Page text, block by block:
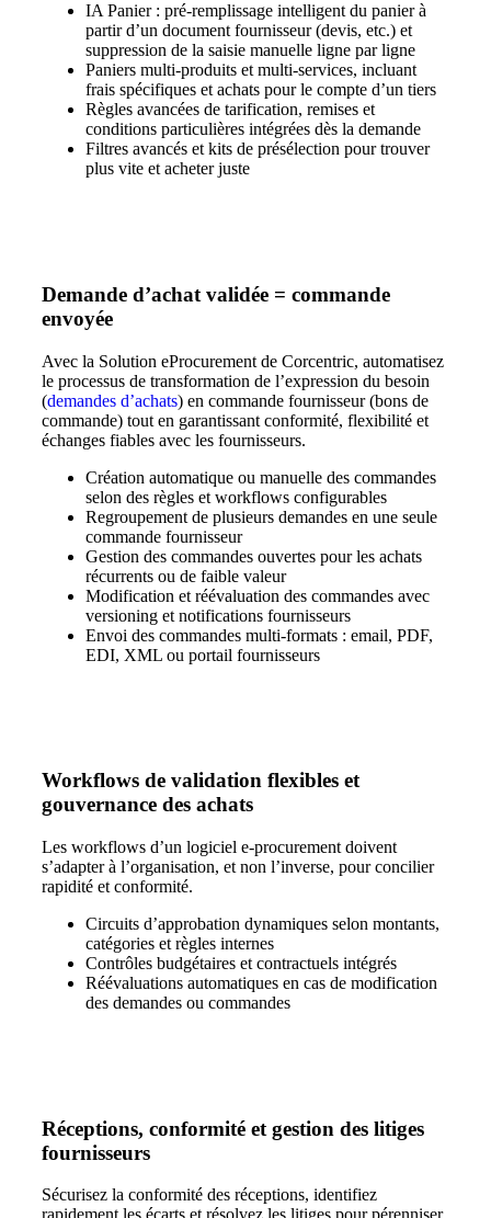
IA Panier : pré‑remplissage intelligent du panier à
partir d’un document fournisseur (devis, etc.) et
suppression de la saisie manuelle ligne par ligne
Paniers multi‑produits et multi‑services, incluant
frais spécifiques et achats pour le compte d’un tiers
Règles avancées de tarification, remises et
conditions particulières intégrées dès la demande
Filtres avancés et kits de présélection pour trouver
plus vite et acheter juste
Demande d’achat validée = commande
envoyée
Avec la Solution eProcurement de Corcentric, automatisez
le processus de transformation de l’expression du besoin
(demandes d’achats) en commande fournisseur (bons de
commande) tout en garantissant conformité, flexibilité et
échanges fiables avec les fournisseurs.
Création automatique ou manuelle des commandes
selon des règles et workflows configurables
Regroupement de plusieurs demandes en une seule
commande fournisseur
Gestion des commandes ouvertes pour les achats
récurrents ou de faible valeur
Modification et réévaluation des commandes avec
versioning et notifications fournisseurs
Envoi des commandes multi‑formats : email, PDF,
EDI, XML ou portail fournisseurs
Workflows de validation flexibles et
gouvernance des achats
Les workflows d’un logiciel e‑procurement doivent
s’adapter à l’organisation, et non l’inverse, pour concilier
rapidité et conformité.
Circuits d’approbation dynamiques selon montants,
catégories et règles internes
Contrôles budgétaires et contractuels intégrés
Réévaluations automatiques en cas de modification
des demandes ou commandes
Réceptions, conformité et gestion des litiges
fournisseurs
Sécurisez la conformité des réceptions, identifiez